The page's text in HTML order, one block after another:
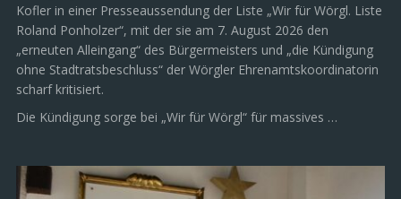
Kofler in einer Presseaussendung der Liste „Wir für Wörgl. Liste
Roland Ponholzer“, mit der sie am 7. August 2026 den
„erneuten Alleingang“ des Bürgermeisters und „die Kündigung
ohne Stadtratsbeschluss“ der Wörgler Ehrenamtskoordinatorin
scharf kritisiert.
Die Kündigung sorge bei „Wir für Wörgl“ für massives …